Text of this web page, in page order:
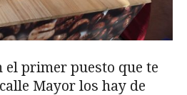
el primer puesto que te
Mayor los hay de